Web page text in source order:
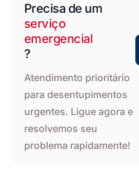
Precisa de um
serviço
emergencial
?
Atendimento prioritário
para desentupimentos
urgentes. Ligue agora e
resolvemos seu
problema rapidamente!